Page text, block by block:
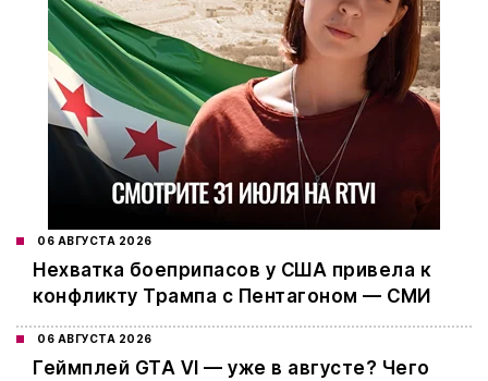
06 АВГУСТА 2026
Нехватка боеприпасов у США привела к
конфликту Трампа с Пентагоном — СМИ
06 АВГУСТА 2026
Геймплей GTA VI — уже в августе? Чего